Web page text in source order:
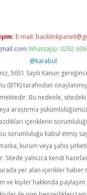
E-mail:
Whatsapp: 0262
@karabul
5651 Sayılı Kanun
(BTK) tarafından onaylanmış
Bu nedenle,
araştırma
içeriklerin
sorumluluğu kabul etmiş
kurum veya şahıs
Sitede yalnızca kendi
yer alan içerikler haber
ve kişiler hakkında paylaşım